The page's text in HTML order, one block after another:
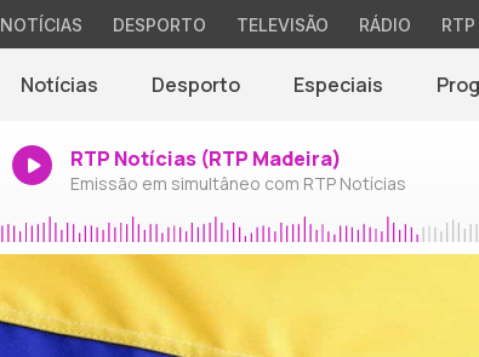
NOTÍCIAS DESPORTO TELEVISÃO RÁDIO RTP
Notícias Desporto Especiais
RTP Notícias (RTP Madeira)
Emissão em simultâneo com RTP Notícias